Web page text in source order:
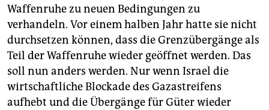
Waffenruhe zu neuen Bedingungen zu
verhandeln. Vor einem halben Jahr hatte sie nicht
durchsetzen können, dass die Grenzübergänge als
Teil der Waffenruhe wieder geöffnet werden. Das
soll nun anders werden. Nur wenn Israel die
wirtschaftliche Blockade des Gazastreifens
aufhebt und die Übergänge für Güter wieder